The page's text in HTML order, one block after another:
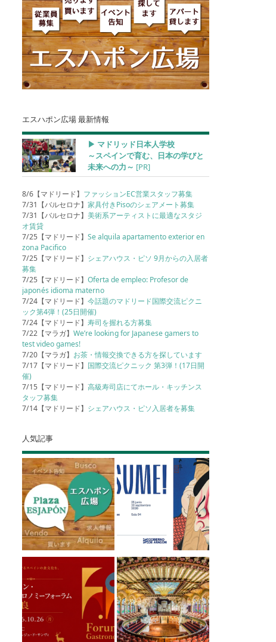
エスハポン広場 最新情報
▶︎ マドリッド日本人学校
～スペインで育む、日本の学びと
未来への力～ [PR]
8/6【マドリード】 ファッションEC営業スタッフ募集
7/31【バルセロナ】家具付きPisoのシェアメート募集
7/31【バルセロナ】美術系アーティストに最適なスタジ
オ賃貸
7/25【マドリード】Se alquila apartamento exterior en
zona Pacifico
7/25【マドリード】 シェアハウス・ピソ 9月からの入居者
募集
7/25【マドリード】Oferta de empleo: Profesor de
japonés idioma materno
7/24【マドリード】今話題のマドリード国際交流ピクニ
ック第4弾！(25日開催)
7/24【マドリード】寿司を握れる方募集
7/22【マラガ】We’re looking for Japanese gamers to
test video games!
7/20【マラガ】 お茶・情報交換できる方を探しています
7/17【マドリード】 国際交流ピクニック 第3弾！(17日開
催)
7/15【マドリード】高級寿司店にてホール・キッチンス
タッフ募集
7/14【マドリード】 シェアハウス・ピソ入居者を募集
人気記事